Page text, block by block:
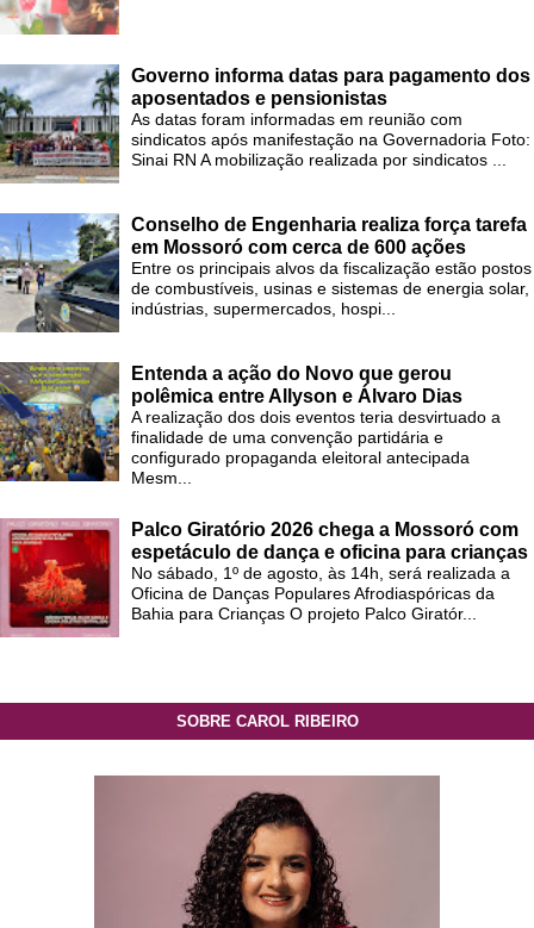
Governo informa datas para pagamento dos
aposentados e pensionistas
As datas foram informadas em reunião com
sindicatos após manifestação na Governadoria Foto:
Sinai RN A mobilização realizada por sindicatos ...
Conselho de Engenharia realiza força tarefa
em Mossoró com cerca de 600 ações
Entre os principais alvos da fiscalização estão postos
de combustíveis, usinas e sistemas de energia solar,
indústrias, supermercados, hospi...
Entenda a ação do Novo que gerou
polêmica entre Allyson e Álvaro Dias
A realização dos dois eventos teria desvirtuado a
finalidade de uma convenção partidária e
configurado propaganda eleitoral antecipada
Mesm...
Palco Giratório 2026 chega a Mossoró com
espetáculo de dança e oficina para crianças
No sábado, 1º de agosto, às 14h, será realizada a
Oficina de Danças Populares Afrodiaspóricas da
Bahia para Crianças O projeto Palco Giratór...
SOBRE CAROL RIBEIRO